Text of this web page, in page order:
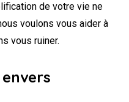
de votre vie ne
voulons vous aider à
vous ruiner.